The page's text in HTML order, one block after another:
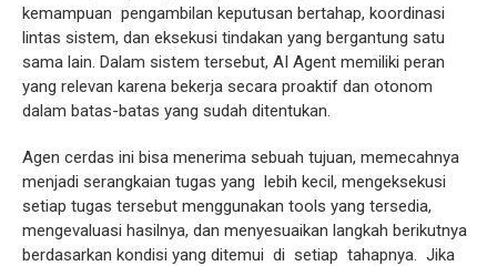
kemampuan pengambilan keputusan bertahap, koordinasi
lintas sistem, dan eksekusi tindakan yang bergantung satu
sama lain. Dalam sistem tersebut, AI Agent memiliki peran
yang relevan karena bekerja secara proaktif dan otonom
dalam batas-batas yang sudah ditentukan.
Agen cerdas ini bisa menerima sebuah tujuan, memecahnya
menjadi serangkaian tugas yang lebih kecil, mengeksekusi
setiap tugas tersebut menggunakan tools yang tersedia,
mengevaluasi hasilnya, dan menyesuaikan langkah berikutnya
berdasarkan kondisi yang ditemui di setiap tahapnya. Jika